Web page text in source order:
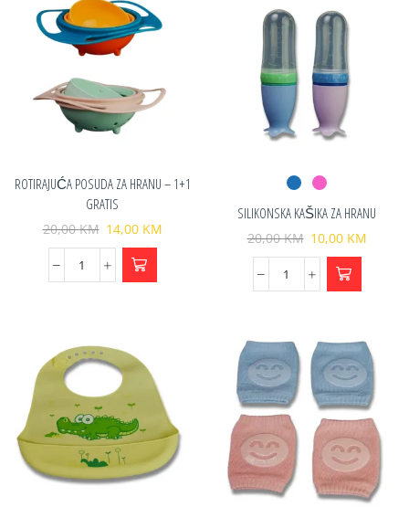
ROTIRAJUĆA POSUDA ZA HRANU – 1+1
GRATIS
20,00KM 14,00 KM
SILIKONSKA KAŠIKA ZA HRANU
20,00KM 10,00 KM